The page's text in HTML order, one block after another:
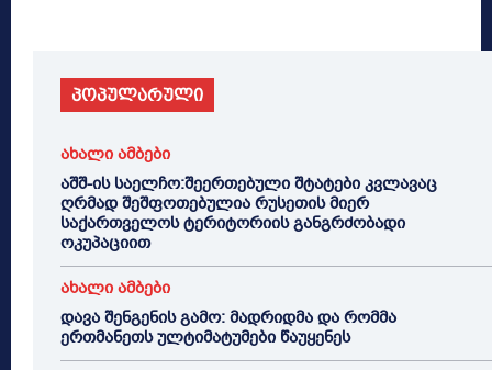
პოპულარული
ახალი ამბები
აშშ-ის საელჩო:შეერთებული შტატები კვლავაც
ღრმად შეშფოთებულია რუსეთის მიერ
საქართველოს ტერიტორიის განგრძობადი
ოკუპაციით
ახალი ამბები
დავა შენგენის გამო: მადრიდმა და რომმა
ერთმანეთს ულტიმატუმები წაუყენეს